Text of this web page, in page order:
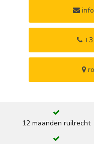
12 maanden ruilrecht